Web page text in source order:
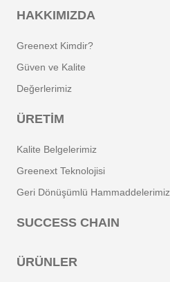
HAKKIMIZDA
Greenext Kimdir?
Güven ve Kalite
Değerlerimiz
ÜRETIM
Kalite Belgelerimiz
Greenext Teknolojisi
Geri Dönüşümlü Hammaddelerimiz
SUCCESS CHAIN
ÜRÜNLER